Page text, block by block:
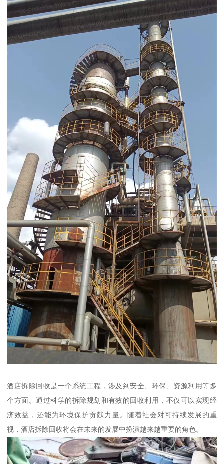
酒店拆除回收是一个系统工程，涉及到安全、环保、资源利用等多
个方面。通过科学的拆除规划和有效的回收利用，不仅可以实现经
济效益，还能为环境保护贡献力量。随着社会对可持续发展的重
视，酒店拆除回收将会在未来的发展中扮演越来越重要的角色。